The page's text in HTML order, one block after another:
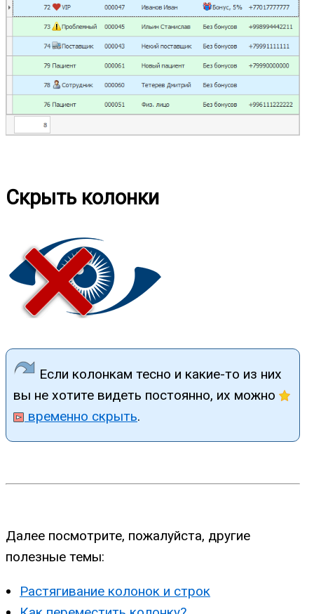
Скрыть колонки
Если колонкам тесно и какие-то из них
вы не хотите видеть постоянно, их можно
временно скрыть.
Далее посмотрите, пожалуйста, другие
полезные темы:
Растягивание колонок и строк